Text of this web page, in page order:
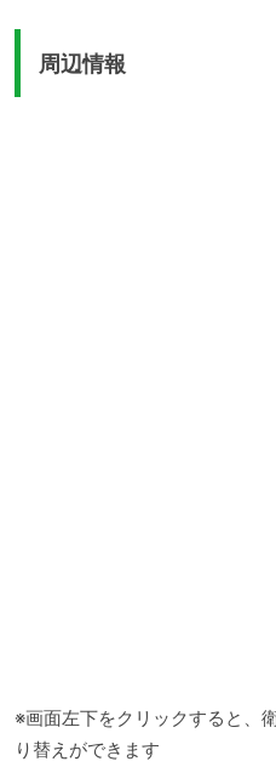
周辺情報
※画面左下をクリックすると、
り替えができます